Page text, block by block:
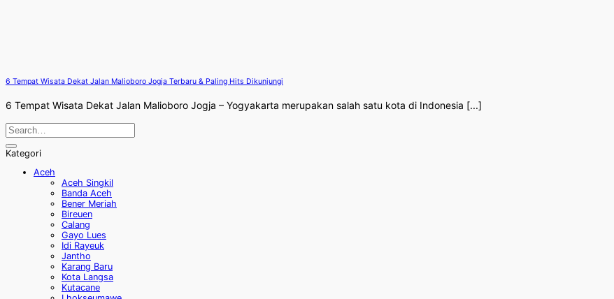
6 Tempat Wisata Dekat Jalan Malioboro Jogja Terbaru & Paling Hits Dikunjungi
6 Tempat Wisata Dekat Jalan Malioboro Jogja – Yogyakarta merupakan salah satu kota di Indonesia [...]
Kategori
Aceh
Aceh Singkil
Banda Aceh
Bener Meriah
Bireuen
Calang
Gayo Lues
Idi Rayeuk
Jantho
Karang Baru
Kota Langsa
Kutacane